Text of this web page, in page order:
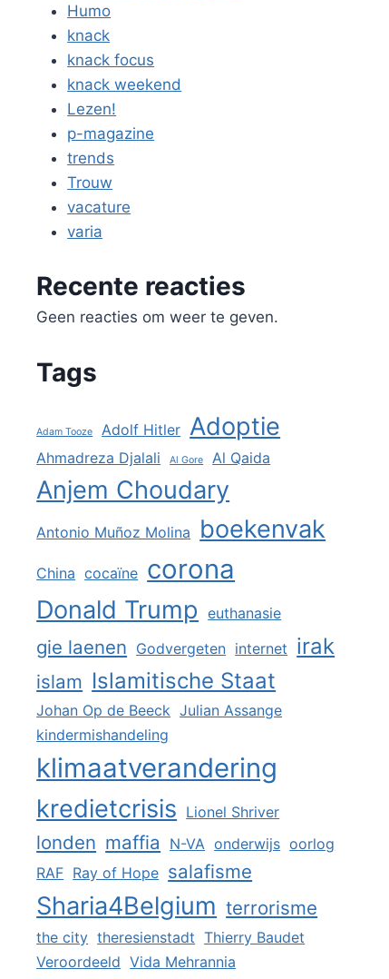
Humo
knack
knack focus
knack weekend
Lezen!
p-magazine
trends
Trouw
vacature
varia
Recente reacties
Geen reacties om weer te geven.
Tags
Adam Tooze Adolf Hitler Adoptie
Ahmadreza Djalali Al Gore Al Qaida
Anjem Choudary
Antonio Muñoz Molina boekenvak
China cocaïne corona
Donald Trump euthanasie
gie laenen Godvergeten internet irak
islam Islamitische Staat
Johan Op de Beeck Julian Assange
kindermishandeling
klimaatverandering
kredietcrisis Lionel Shriver
londen maffia N-VA onderwijs oorlog
RAF Ray of Hope salafisme
Sharia4Belgium terrorisme
the city theresienstadt Thierry Baudet
Veroordeeld Vida Mehrannia